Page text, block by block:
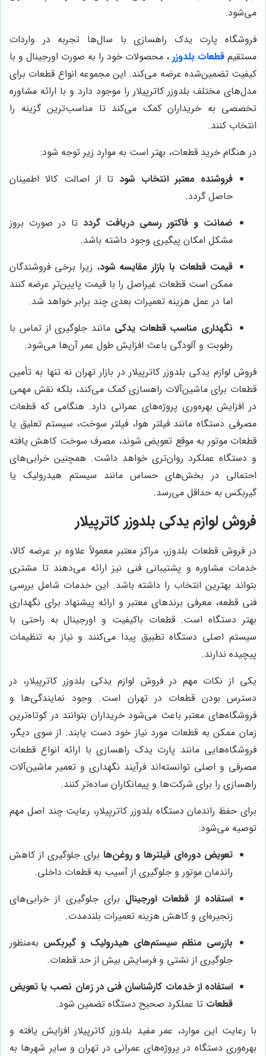
می‌شود.
فروشگاه پارت یدک راهسازی با سال‌ها تجربه در واردات
مستقیم قطعات بلدوزر ، محصولات خود را به صورت اورجینال و با
کیفیت تضمین‌شده عرضه می‌کند. این مجموعه انواع قطعات برای
مدل‌های مختلف بلدوزر کاترپیلار را موجود دارد و با ارائه مشاوره
تخصصی به خریداران کمک می‌کند تا مناسب‌ترین گزینه را
انتخاب کنند.
در هنگام خرید قطعات، بهتر است به موارد زیر توجه شود:
فروشنده معتبر انتخاب شود تا از اصالت کالا اطمینان
حاصل گردد.
ضمانت و فاکتور رسمی دریافت گردد تا در صورت بروز
مشکل امکان پیگیری وجود داشته باشد.
قیمت قطعات با بازار مقایسه شود، زیرا برخی فروشندگان
ممکن است قطعات غیراصل را با قیمت پایین‌تر عرضه کنند
اما در عمل هزینه تعمیرات بعدی چند برابر خواهد شد.
نگهداری مناسب قطعات یدکی مانند جلوگیری از تماس با
رطوبت و آلودگی باعث افزایش طول عمر آن‌ها می‌شود.
فروش لوازم یدکی بلدوزر کاترپیلار در بازار تهران نه تنها به تأمین
قطعات برای ماشین‌آلات راهسازی کمک می‌کند، بلکه نقش مهمی
در افزایش بهره‌وری پروژه‌های عمرانی دارد. هنگامی که قطعات
مصرفی دستگاه مانند فیلتر هوا، فیلتر سوخت، سیستم تعلیق یا
قطعات موتور به موقع تعویض شوند، مصرف سوخت کاهش یافته
و دستگاه عملکرد روان‌تری خواهد داشت. همچنین خرابی‌های
احتمالی در بخش‌های حساس مانند سیستم هیدرولیک یا
گیربکس به حداقل می‌رسد.
فروش لوازم یدکی بلدوزر کاترپیلار
در فروش قطعات بلدوزر، مراکز معتبر معمولاً علاوه بر عرضه کالا،
خدمات مشاوره و پشتیبانی فنی نیز ارائه می‌دهند تا مشتری
بتواند بهترین انتخاب را داشته باشد. این خدمات شامل بررسی
فنی قطعه، معرفی برندهای معتبر و ارائه پیشنهاد برای نگهداری
بهتر دستگاه است. قطعات باکیفیت و اورجینال به راحتی با
سیستم اصلی دستگاه تطبیق پیدا می‌کنند و نیاز به تنظیمات
پیچیده ندارند.
یکی از نکات مهم در فروش لوازم یدکی بلدوزر کاترپیلار، در
دسترس بودن قطعات در تهران است. وجود نمایندگی‌ها و
فروشگاه‌های معتبر باعث می‌شود خریداران بتوانند در کوتاه‌ترین
زمان ممکن به قطعات مورد نیاز خود دست یابند. از سوی دیگر،
فروشگاه‌هایی مانند پارت یدک راهسازی با ارائه انواع قطعات
مصرفی و اصلی توانسته‌اند فرآیند نگهداری و تعمیر ماشین‌آلات
راهسازی را برای شرکت‌ها و پیمانکاران ساده‌تر کنند.
برای حفظ راندمان دستگاه بلدوزر کاترپیلار، رعایت چند اصل مهم
توصیه می‌شود:
تعویض دوره‌ای فیلترها و روغن‌ها برای جلوگیری از کاهش
راندمان موتور و جلوگیری از آسیب به قطعات داخلی.
استفاده از قطعات اورجینال برای جلوگیری از خرابی‌های
زنجیره‌ای و کاهش هزینه تعمیرات بلندمدت.
بازرسی منظم سیستم‌های هیدرولیک و گیربکس به‌منظور
جلوگیری از نشتی و فرسایش بیش از حد قطعات.
استفاده از خدمات کارشناسان فنی در زمان نصب یا تعویض
قطعات تا عملکرد صحیح دستگاه تضمین شود.
با رعایت این موارد، عمر مفید بلدوزر کاترپیلار افزایش یافته و
بهره‌وری دستگاه در پروژه‌های عمرانی در تهران و سایر شهرها به